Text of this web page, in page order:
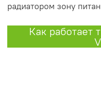
радиатором зону
Как работает